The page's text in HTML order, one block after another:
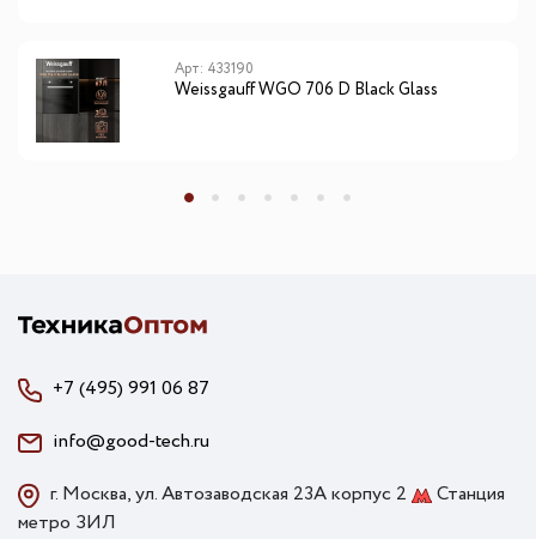
Арт: 433190
Weissgauff WGO 706 D Black Glass
+7 (495) 991 06 87
info@good-tech.ru
г. Москва, ул. Автозаводская 23А корпус 2
Станция
метро ЗИЛ